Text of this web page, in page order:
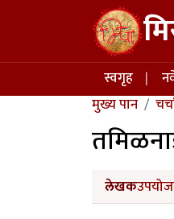
Skip to main content
Main
स्वगृह
मुख्य पान
लेखक